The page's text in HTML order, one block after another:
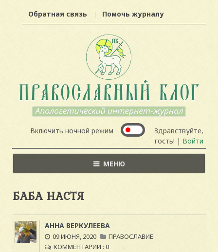
Обратная связь Помочь журналу
Включить ночной режим
Здравствуйте,
гость! | Войти
МЕНЮ
БАБА НАСТЯ
АННА ВЕРКУЛЕЕВА
09 ИЮНЯ, 2020
ПРАВОСЛАВИЕ
КОММЕНТАРИИ : 0